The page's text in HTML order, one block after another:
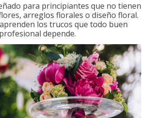
para principiantes que no tienen
arreglos florales o diseño floral.
los trucos que todo buen
depende.